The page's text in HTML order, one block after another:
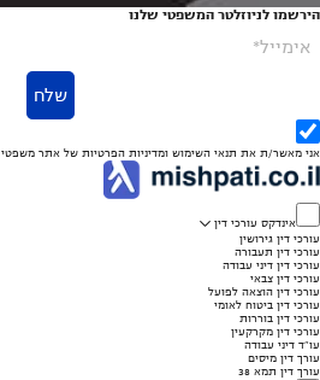
הירשמו לניוזלטר המשפטי שלנו
אימייל*
שלח
אני מאשר/ת את תנאי השימוש ומדיניות הפרטיות של אתר משפטי
אינדקס עורכי דין
עורכי דין גירושין
עורכי דין תעבורה
עורכי דין דיני עבודה
עורכי דין צבאי
עורכי דין הוצאה לפועל
עורכי דין ביטוח לאומי
עורכי דין בוררות
עורכי דין מקרקעין
עו"ד דיני עבודה
עורך דין מיסים
עורך דין תמא 38